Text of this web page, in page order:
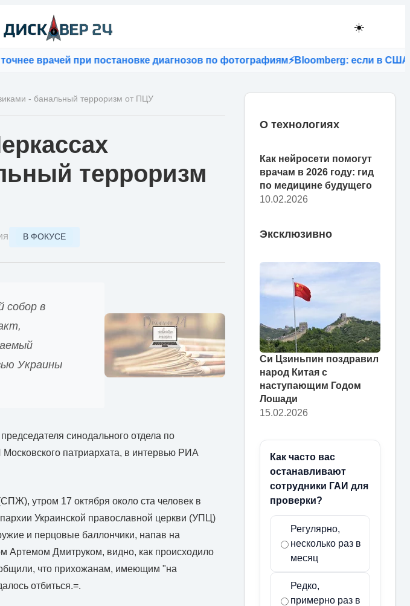
☀️
врачей при постановке диагнозов по фотографиям⚡Bloomberg: если в США
- банальный терроризм от ПЦУ
терроризм
В ФОКУСЕ
собор в
Украины
синодального отдела по
патриархата, в интервью РИА
утром 17 октября около ста человек в
Украинской православной церкви (УПЦ)
и перцовые баллончики, напав на
Артемом Дмитруком, видно, как происходило
что прихожанам, имеющим "на
отбиться.=.
О технологиях
Как нейросети помогут
врачам в 2026 году: гид
по медицине будущего
10.02.2026
Эксклюзивно
Си Цзиньпин поздравил
народ Китая с
наступающим Годом
Лошади
15.02.2026
Как часто вас
останавливают
сотрудники ГАИ для
проверки?
Регулярно,
несколько раз в
месяц
Редко,
примерно раз в